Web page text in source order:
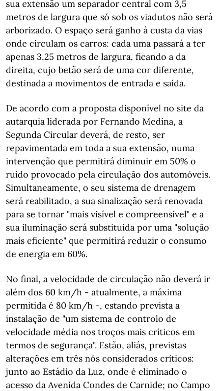
sua extensão um separador central com 3,5
metros de largura que só sob os viadutos não será
arborizado. O espaço será ganho à custa da vias
onde circulam os carros: cada uma passará a ter
apenas 3,25 metros de largura, ficando a da
direita, cujo betão será de uma cor diferente,
destinada a movimentos de entrada e saída.
De acordo com a proposta disponível no site da
autarquia liderada por Fernando Medina, a
Segunda Circular deverá, de resto, ser
repavimentada em toda a sua extensão, numa
intervenção que permitirá diminuir em 50% o
ruído provocado pela circulação dos automóveis.
Simultaneamente, o seu sistema de drenagem
será reabilitado, a sua sinalização será renovada
para se tornar "mais visível e compreensível" e a
sua iluminação será substituída por uma "solução
mais eficiente" que permitirá reduzir o consumo
de energia em 60%.
No final, a velocidade de circulação não deverá ir
além dos 60 km/h - atualmente, a máxima
permitida é 80 km/h -, estando prevista a
instalação de "um sistema de controlo de
velocidade média nos troços mais críticos em
termos de segurança". Estão, aliás, previstas
alterações em três nós considerados críticos:
junto ao Estádio da Luz, onde é eliminado o
acesso da Avenida Condes de Carnide; no Campo